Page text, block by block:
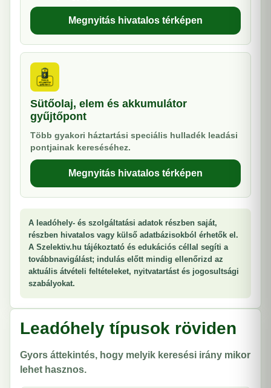
Megnyitás hivatalos térképen
Sütőolaj, elem és akkumulátor
gyűjtőpont
Több gyakori háztartási speciális hulladék leadási
pontjainak kereséséhez.
Megnyitás hivatalos térképen
A leadóhely- és szolgáltatási adatok részben saját,
részben hivatalos vagy külső adatbázisokból érhetők el.
A Szelektiv.hu tájékoztató és edukációs céllal segíti a
továbbnavigálást; indulás előtt mindig ellenőrizd az
aktuális átvételi feltételeket, nyitvatartást és jogosultsági
szabályokat.
Leadóhely típusok röviden
Gyors áttekintés, hogy melyik keresési irány mikor
lehet hasznos.